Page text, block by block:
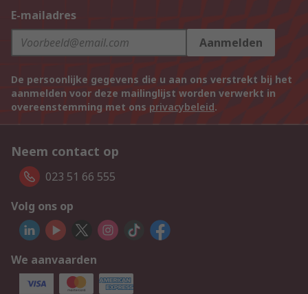
E-mailadres
Aanmelden
De persoonlijke gegevens die u aan ons verstrekt bij het
aanmelden voor deze mailinglijst worden verwerkt in
overeenstemming met ons privacybeleid.
Neem contact op
023 51 66 555
Volg ons op
We aanvaarden